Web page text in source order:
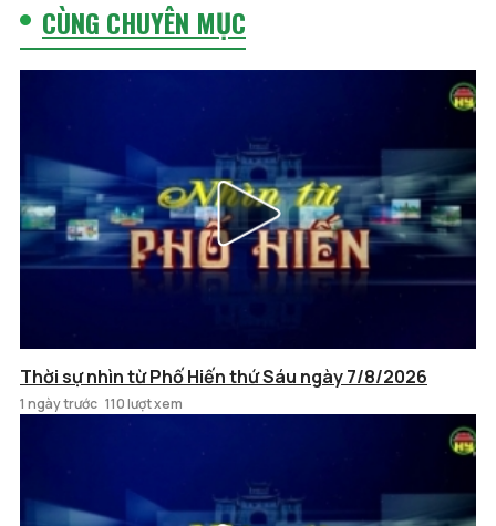
CÙNG CHUYÊN MỤC
Thời sự nhìn từ Phố Hiến thứ Sáu ngày 7/8/2026
1 ngày trước 110 lượt xem